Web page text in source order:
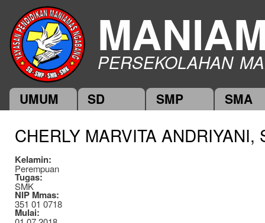
PERSEKOLAHAN
Main menu
UMUM SD SMP SMA
CHERLY MARVITA ANDRIYANI,
Kelamin:
Perempuan
Tugas:
SMK
NIP Mmas:
351 01 0718
Mulai: